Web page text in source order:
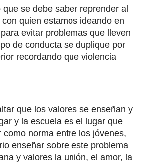
se debe saber reprender al
quien estamos ideando en
evitar problemas que lleven
de conducta se duplique por
recordando que violencia
que los valores se enseñan y
y la escuela es el lugar que
como norma entre los jóvenes,
enseñar sobre este problema
y valores la unión, el amor, la